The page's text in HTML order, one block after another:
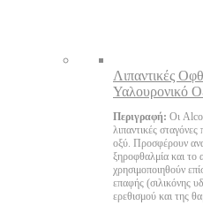
Λιπαντικές
Υαλουρονικό
Περιγραφή: Οι
λιπαντικές
οξύ. Προσφέρουν
ξηροφθαλμία και
χρησιμοποιηθούν
επαφής (σιλικόνης
ερεθισμού και της